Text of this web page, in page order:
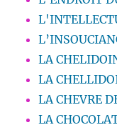
LA
LA
LA CHEVRE
LA